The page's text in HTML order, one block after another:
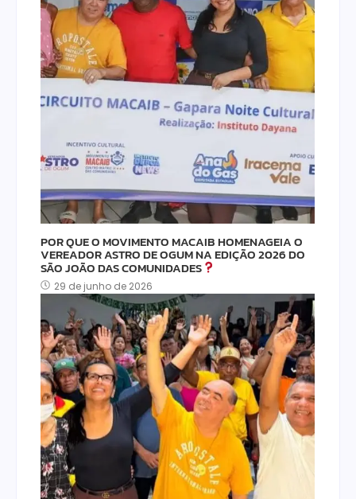
POR QUE O MOVIMENTO MACAIB HOMENAGEIA O
VEREADOR ASTRO DE OGUM NA EDIÇÃO 2026 DO
SÃO JOÃO DAS COMUNIDADES
29 de junho de 2026